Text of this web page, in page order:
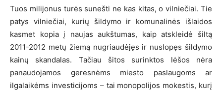
Tuos milijonus turės sunešti ne kas kitas, o vilniečiai. Tie
patys vilniečiai, kurių šildymo ir komunalinės išlaidos
kasmet kopia į naujas aukštumas, kaip atskleidė šiltą
2011-2012 metų žiemą nugriaudėjęs ir nuslopęs šildymo
kainų skandalas. Tačiau šitos surinktos lėšos nėra
panaudojamos geresnėms miesto paslaugoms ar
ilgalaikėms investicijoms – tai monopolijos mokestis, kurį